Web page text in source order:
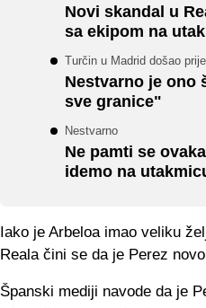
Novi skandal u
sa ekipom na
Turčin u Madrid došao
Nestvarno je ono
sve granice"
Nestvarno
Ne pamti se
idemo na
Iako je Arbeloa imao veliku
Reala čini se da je Perez
Španski mediji navode da je